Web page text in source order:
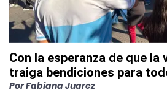
Con la esperanza de que la
traiga bendiciones para
PorFabiana Juarez